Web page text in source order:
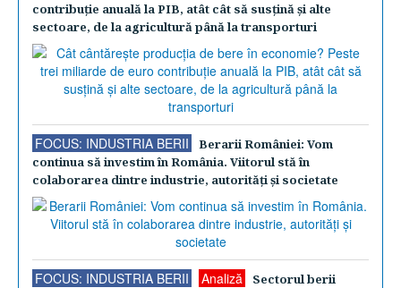
contribuţie anuală la PIB, atât cât să susţină şi alte
sectoare, de la agricultură până la transporturi
FOCUS: INDUSTRIA BERII
Berarii României: Vom
continua să investim în România. Viitorul stă în
colaborarea dintre industrie, autorităţi şi societate
FOCUS: INDUSTRIA BERII Analiză
Sectorul berii